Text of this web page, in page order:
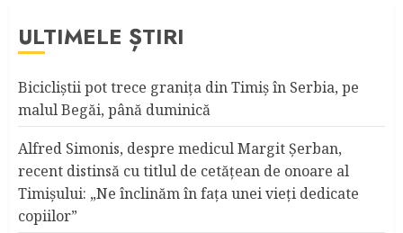
ULTIMELE ȘTIRI
Bicicliştii pot trece graniţa din Timiş în Serbia, pe
malul Begăi, până duminică
Alfred Simonis, despre medicul Margit Şerban,
recent distinsă cu titlul de cetățean de onoare al
Timişului: „Ne înclinăm în fața unei vieți dedicate
copiilor”